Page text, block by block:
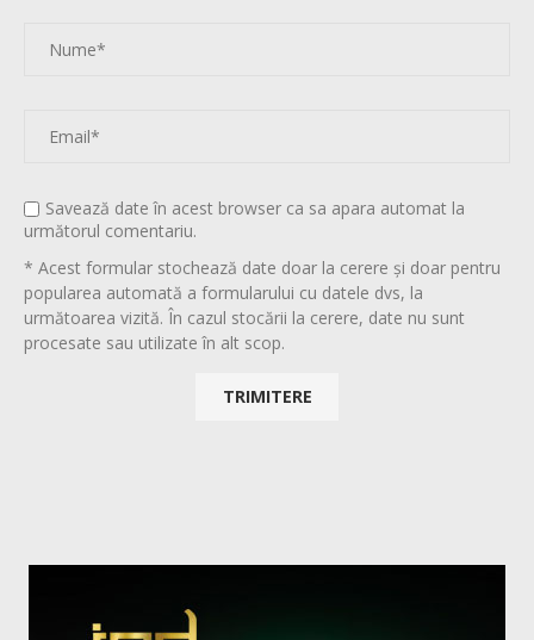
Savează date în acest browser ca sa apara automat la
următorul comentariu.
* Acest formular stochează date doar la cerere și doar pentru
popularea automată a formularului cu datele dvs, la
următoarea vizită. În cazul stocării la cerere, date nu sunt
procesate sau utilizate în alt scop.